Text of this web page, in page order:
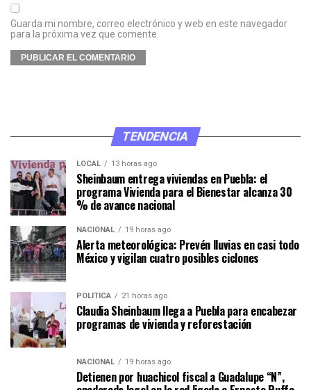
Guarda mi nombre, correo electrónico y web en este navegador
para la próxima vez que comente.
TENDENCIA
LOCAL 13 horas ago
Sheinbaum entrega viviendas en Puebla: el
programa Vivienda para el Bienestar alcanza 30
% de avance nacional
NACIONAL 19 horas ago
Alerta meteorológica: Prevén lluvias en casi todo
México y vigilan cuatro posibles ciclones
POLÍTICA 21 horas ago
Claudia Sheinbaum llega a Puebla para encabezar
programas de vivienda y reforestación
NACIONAL 19 horas ago
Detienen por huachicol fiscal a Guadalupe “N”,